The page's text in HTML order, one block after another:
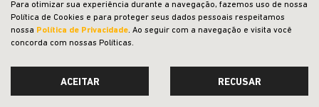
Agende uma revisão premium e ganhe uma lavagem completa
Para otimizar sua experiência durante a navegação, fazemos uso de nossa
Política de Cookies e para proteger seus dados pessoais respeitamos
nossa Política de Privacidade. Ao seguir com a navegação e visita você
concorda com nossas Políticas.
ACEITAR RECUSAR